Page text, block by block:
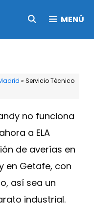
MENÚ
» Servicio Técnico
no funciona
a ELA
de averías en
en Getafe, con
así sea un
industrial.